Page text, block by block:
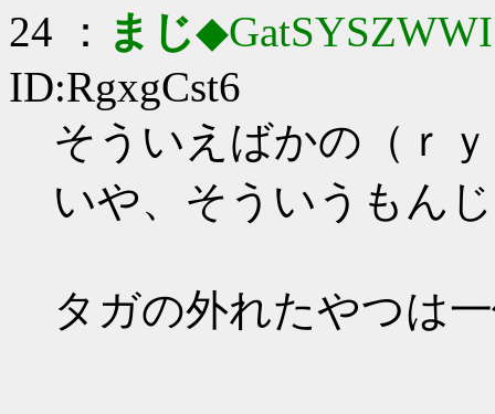
24 ： まじ◆GatSYSZWWI
ID:RgxgCst6
そういえばかの（ｒｙ
いや、そういうもん
タガの外れたやつは